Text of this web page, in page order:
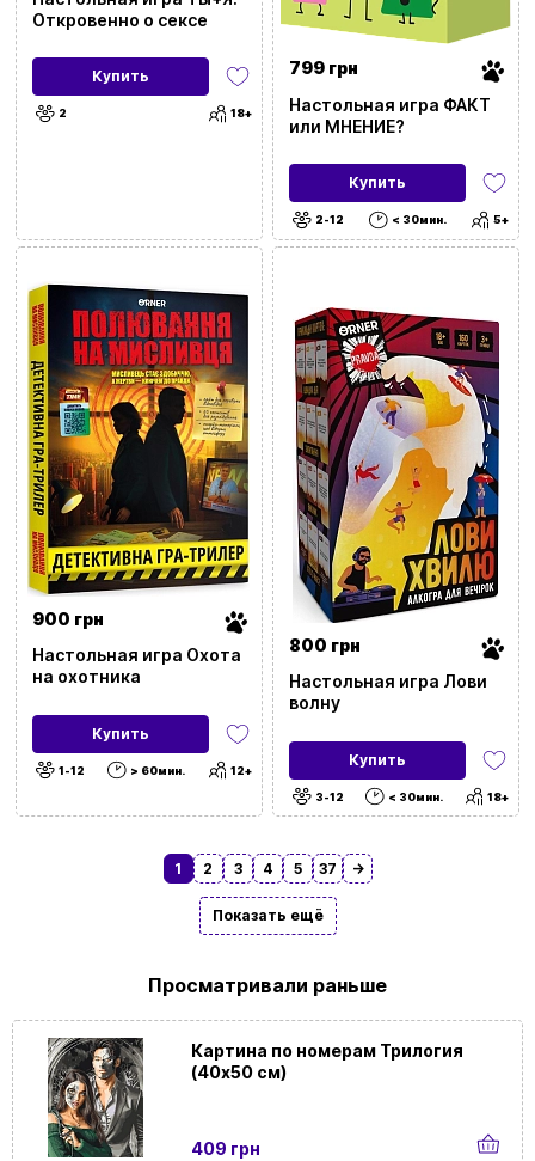
(188)
Обучающие (207)
(3098)
Для событий и локаций
С чем
Для развития
Город
Применить фильтры
Откровенно о сексе
Купить
2 18+
799 грн
Настольная игра ФАКТ
или МНЕНИЕ?
Купить
2-12 < 30мин. 5+
900 грн
Настольная игра Охота
на охотника
Купить
1-12 > 60мин. 12+
800 грн
Настольная игра Лови
волну
Купить
3-12 < 30мин. 18+
1 2 3 4 5 37 →
Показать ещё
Просматривали раньше
Картина по номерам Трилогия
(40х50 см)
409 грн